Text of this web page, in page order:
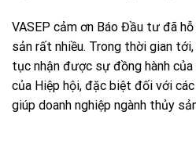
VASEP cảm ơn Báo Đầu tư đã
sản rất nhiều. Trong thời gian
tục nhận được sự đồng hành
của Hiệp hội, đặc biệt đối với
giúp doanh nghiệp ngành thủy